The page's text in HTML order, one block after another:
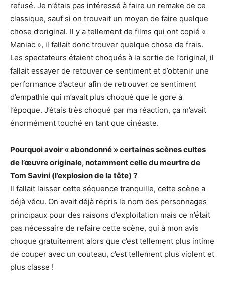
refusé. Je n’étais pas intéressé à faire un remake de ce
classique, sauf si on trouvait un moyen de faire quelque
chose d’original. Il y a tellement de films qui ont copié «
Maniac », il fallait donc trouver quelque chose de frais.
Les spectateurs étaient choqués à la sortie de l’original, il
fallait essayer de retouver ce sentiment et d’obtenir une
performance d’acteur afin de retrouver ce sentiment
d’empathie qui m’avait plus choqué que le gore à
l’époque. J’étais très choqué par ma réaction, ça m’avait
énormément touché en tant que cinéaste.
Pourquoi avoir « abondonné » certaines scènes cultes
de l’œuvre originale, notamment celle du meurtre de
Tom Savini (l’explosion de la tête) ?
Il fallait laisser cette séquence tranquille, cette scène a
déjà vécu. On avait déjà repris le nom des personnages
principaux pour des raisons d’exploitation mais ce n’était
pas nécessaire de refaire cette scène, qui à mon avis
choque gratuitement alors que c’est tellement plus intime
de couper avec un couteau, c’est tellement plus violent et
plus classe !